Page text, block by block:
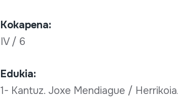
Kokapena:
IV / 6
Edukia:
1- Kantuz. Joxe Mendiague /